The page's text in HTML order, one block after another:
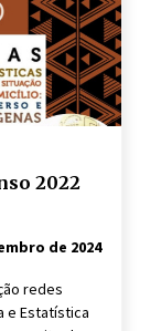
2022
de 2024
redes
e Estatística